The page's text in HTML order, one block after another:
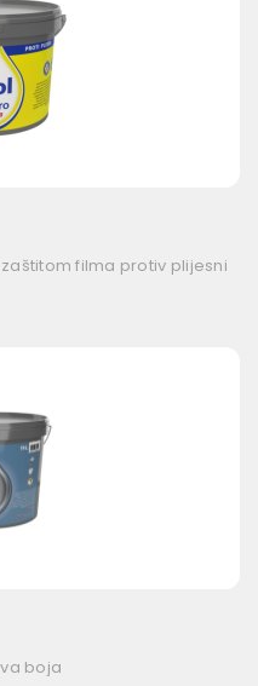
filma protiv plijesni
boja